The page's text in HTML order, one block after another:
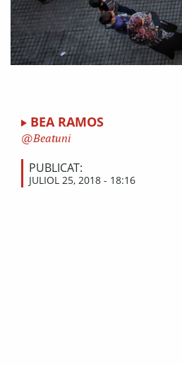
BEA RAMOS
Beatuni
PUBLICAT:
JULIOL 25, 2018 - 18:16